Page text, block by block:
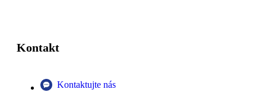
Kontakt
Kontaktujte nás